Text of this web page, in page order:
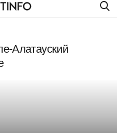
Алатауский